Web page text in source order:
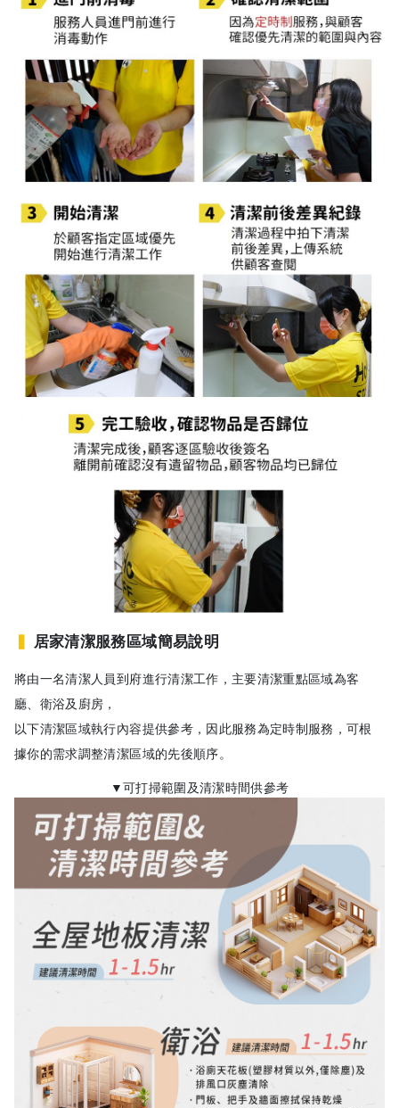
居家清潔服務區域簡易說明
將由一名清潔人員到府進行清潔工作，主要清潔重點區域為客
廳、衛浴及廚房，
以下清潔區域執行內容提供參考，因此服務為定時制服務，可根
據你的需求調整清潔區域的先後順序。
▼可打掃範圍及清潔時間供參考